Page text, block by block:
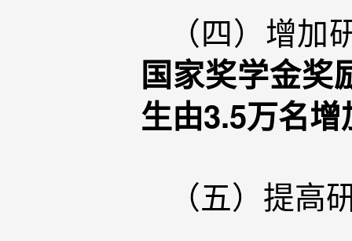
（四）增
国家奖学金奖
生由3.5万名
（五）提